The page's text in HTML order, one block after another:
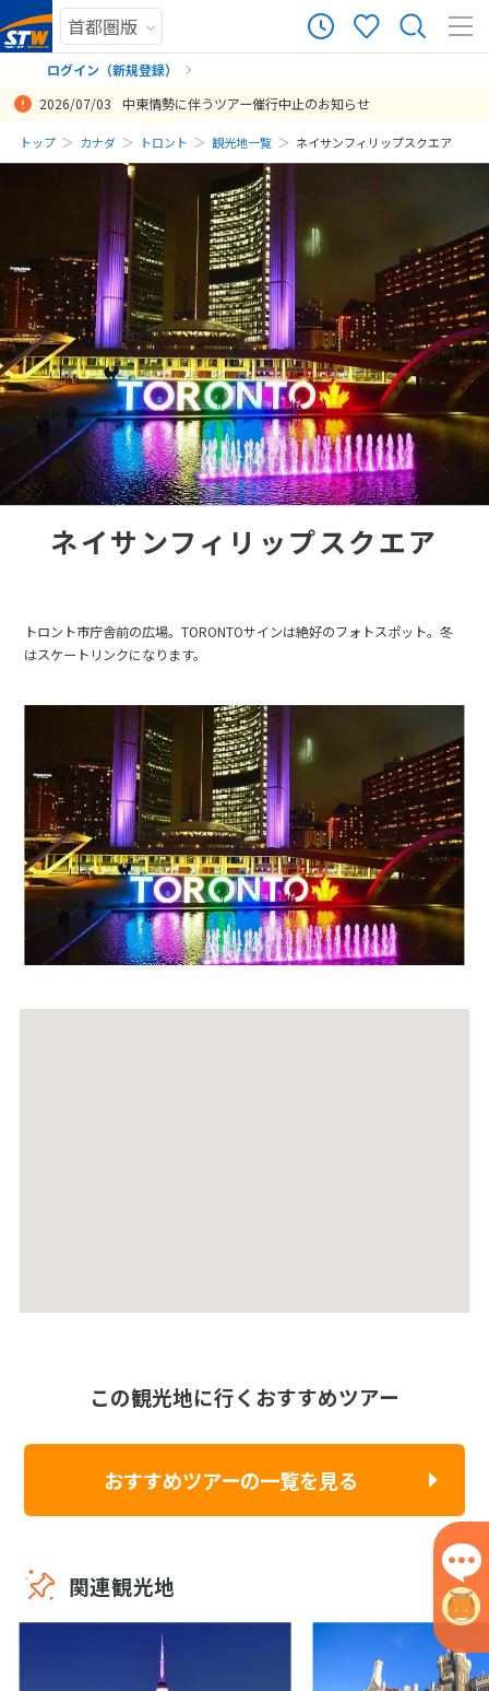
ログイン（新規登録）
まだ履歴がありません
まだ登録がありません
2026/07/03 中東情勢に伴うツアー催行中止のお知らせ
トップ カナダ トロント 観光地一覧 ネイサンフィリップスクエア
ネイサンフィリップスクエア
トロント市庁舎前の広場。TORONTOサインは絶好のフォトスポット。冬
はスケートリンクになります。
この観光地に行くおすすめツアー
おすすめツアーの一覧を見る
関連観光地